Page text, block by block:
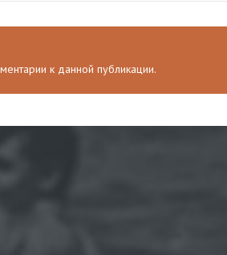
к данной публикации.